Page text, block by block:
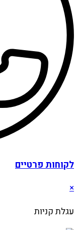
לקוחות פרטיים
×
עגלת קניות